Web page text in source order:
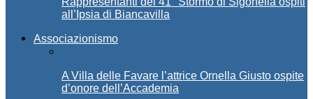
all’Ipsia di Biancavilla
Associazionismo
A Villa delle Favare l’attrice Ornella Giusto ospite
d’onore dell’Accademia